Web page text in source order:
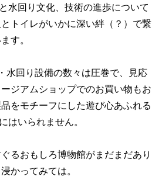
水回り文化、技術の進歩について
トイレがいかに深い絆（？）で繋
す。
回り設備の数々は圧巻で、見応
ジアムショップでのお買い物もお
をモチーフにした遊び心あふれる
はいられません。
るおもしろ博物館がまだまだあり
かってみては。